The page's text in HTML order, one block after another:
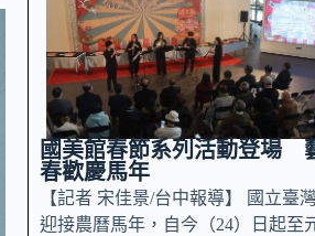
國美館春節系列活動登場
春歡慶馬年
【記者 宋佳景/台中報導】 國立臺
迎接農曆馬年，自今（24）日起至